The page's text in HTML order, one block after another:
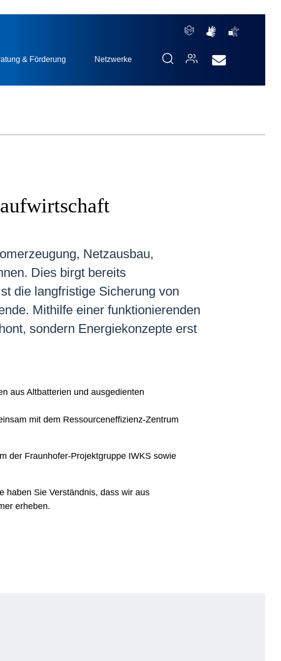
& Förderung Netzwerke
Netzausbau,
Dies birgt bereits
die langfristige Sicherung von
Mithilfe einer funktionierenden
sondern Energiekonzepte erst
aus Altbatterien und ausgedienten
mit dem Ressourceneffizienz-Zentrum
der Fraunhofer-Projektgruppe IWKS sowie
haben Sie Verständnis, dass wir aus
erheben.